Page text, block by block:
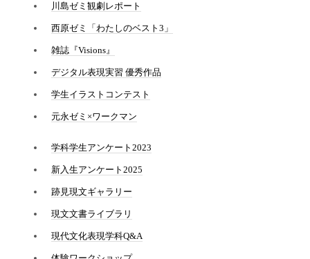
川島ゼミ観劇レポート
西原ゼミ「わたしのベスト3」
雑誌『Visions』
デジタル表現実習 優秀作品
学生イラストコンテスト
元永ゼミ×ワークマン
学科学生アンケート2023
新入生アンケート2025
跡見現文ギャラリー
現文文書ライブラリ
現代文化表現学科Q&A